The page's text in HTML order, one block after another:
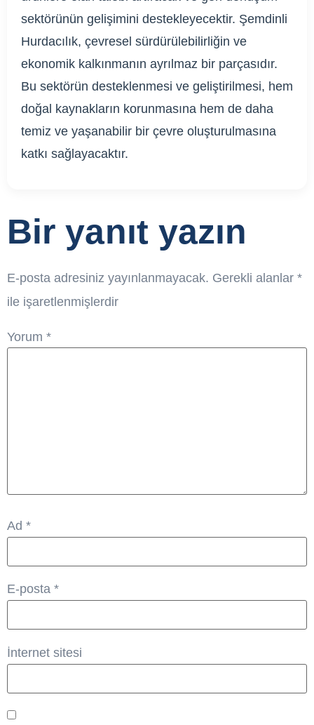
sektörünün gelişimini destekleyecektir. Şemdinli
Hurdacılık, çevresel sürdürülebilirliğin ve
ekonomik kalkınmanın ayrılmaz bir parçasıdır.
Bu sektörün desteklenmesi ve geliştirilmesi, hem
doğal kaynakların korunmasına hem de daha
temiz ve yaşanabilir bir çevre oluşturulmasına
katkı sağlayacaktır.
Bir yanıt yazın
E-posta adresiniz yayınlanmayacak. Gerekli alanlar *
ile işaretlenmişlerdir
Yorum *
Ad *
E-posta *
İnternet sitesi